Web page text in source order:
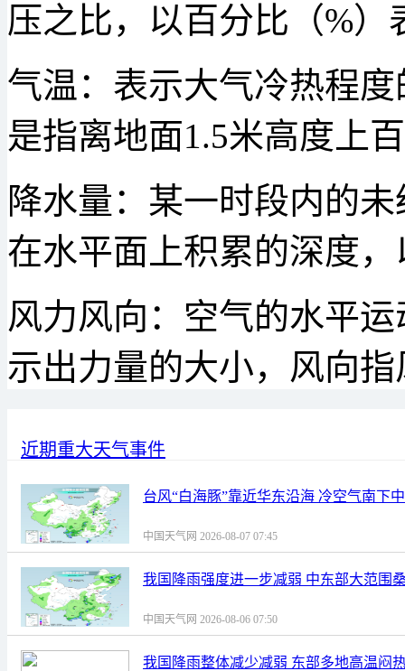
压之比，以百分比（%）
气温：表示大气冷热程
是指离地面1.5米高度上
降水量：某一时段内的
在水平面上积累的深度
风力风向：空气的水平
示出力量的大小，风向
近期重大天气事件
台风“白海豚”靠近华东沿海 冷空气南下
中国天气网 2026-08-07 07:45
我国降雨强度进一步减弱 中东部大范围
中国天气网 2026-08-06 07:50
我国降雨整体减少减弱 东部多地高温闷